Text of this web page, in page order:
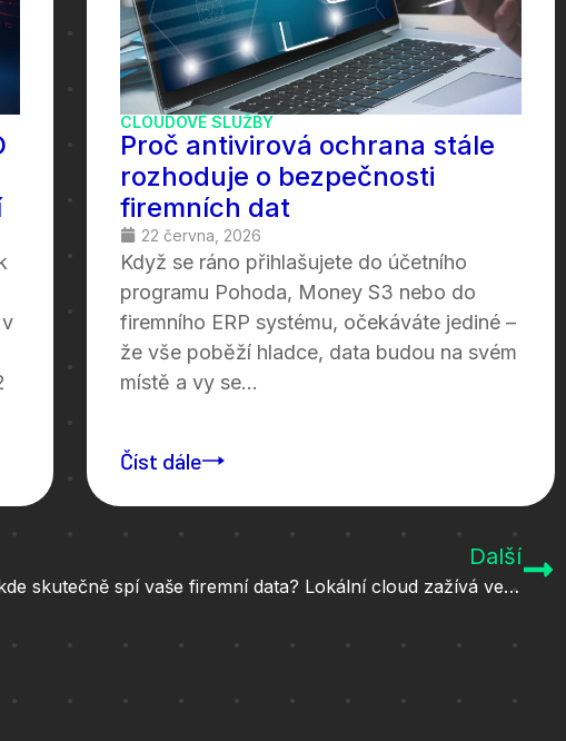
CLOUDOVÉ SLUŽBY
Proč antivirová ochrana stále
rozhoduje o bezpečnosti
firemních dat
22 června, 2026
Když se ráno přihlašujete do účetního
programu Pohoda, Money S3 nebo do
firemního ERP systému, očekáváte jediné –
že vše poběží hladce, data budou na svém
místě a vy se...
Číst dále
Další
Máte přehled o tom, kde skutečně spí vaše firemní data? Lokální cloud zažívá velký návrat